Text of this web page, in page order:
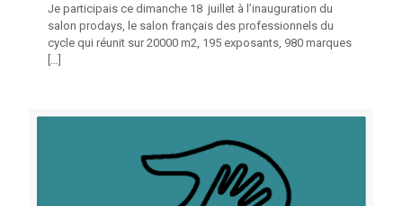
Je participais ce dimanche 18 juillet à l’inauguration du
salon prodays, le salon français des professionnels du
cycle qui réunit sur 20000 m2, 195 exposants, 980 marques
[…]